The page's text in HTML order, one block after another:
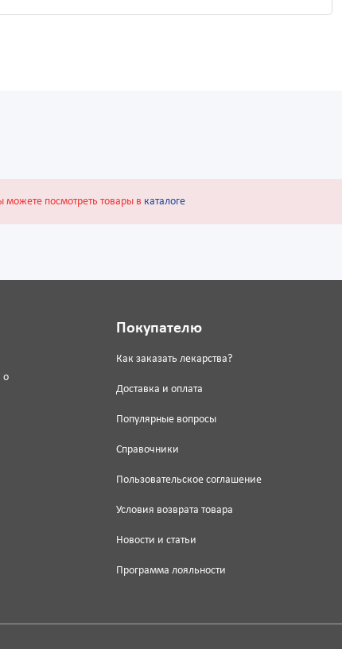
можете посмотреть товары в каталоге
о
Покупателю
Как заказать лекарства?
Доставка и оплата
Популярные вопросы
Справочники
Пользовательское соглашение
Условия возврата товара
Новости и статьи
Программа лояльности